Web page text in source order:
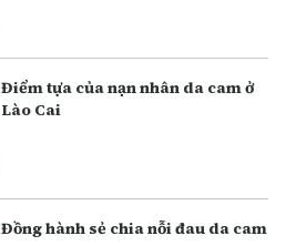
Điểm tựa của nạn nhân da cam ở
Lào Cai
Đồng hành sẻ chia nỗi đau da cam